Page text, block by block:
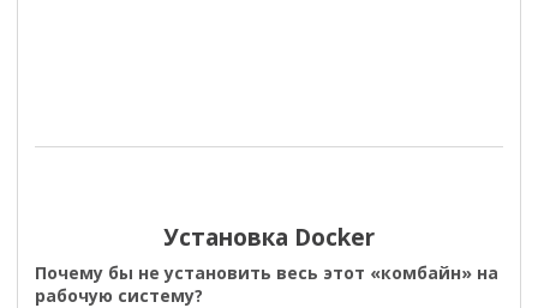
Установка Docker
Почему бы не установить весь этот «комбайн» на
рабочую систему?